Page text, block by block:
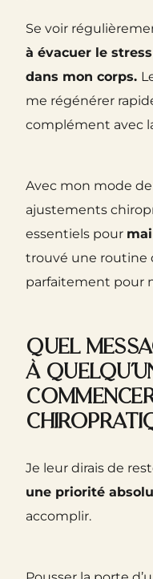
Se voir
à évacuer le
dans mon corps.
me régénérer
complément avec
Avec mon mode
ajustements
essentiels pour
trouvé une routine
parfaitement pour
Quel
à
Je leur dirais de
une priorité
accomplir.